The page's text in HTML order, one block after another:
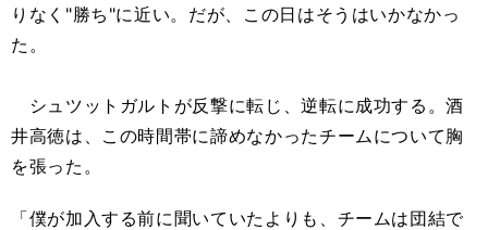
りなく"勝ち"に近い。だが、この日はそうはいかなかっ
た。
シュツットガルトが反撃に転じ、逆転に成功する。酒
井高徳は、この時間帯に諦めなかったチームについて胸
を張った。
「僕が加入する前に聞いていたよりも、チームは団結で